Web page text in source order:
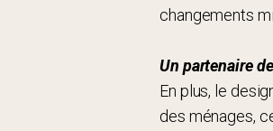
changements
Un partenaire
En plus, le
des ménages,